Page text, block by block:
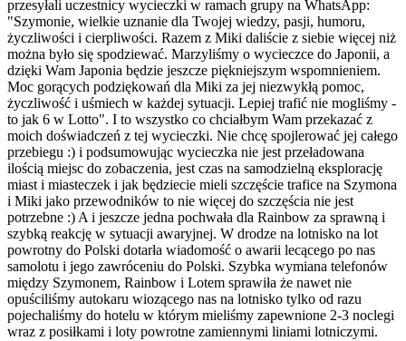
przesyłali uczestnicy wycieczki w ramach grupy na WhatsApp:
"Szymonie, wielkie uznanie dla Twojej wiedzy, pasji, humoru,
życzliwości i cierpliwości. Razem z Miki daliście z siebie więcej niż
można było się spodziewać. Marzyliśmy o wycieczce do Japonii, a
dzięki Wam Japonia będzie jeszcze piękniejszym wspomnieniem.
Moc gorących podziękowań dla Miki za jej niezwykłą pomoc,
życzliwość i uśmiech w każdej sytuacji. Lepiej trafić nie mogliśmy -
to jak 6 w Lotto". I to wszystko co chciałbym Wam przekazać z
moich doświadczeń z tej wycieczki. Nie chcę spojlerować jej całego
przebiegu :) i podsumowując wycieczka nie jest przeładowana
ilością miejsc do zobaczenia, jest czas na samodzielną eksplorację
miast i miasteczek i jak będziecie mieli szczęście trafice na Szymona
i Miki jako przewodników to nie więcej do szczęścia nie jest
potrzebne :) A i jeszcze jedna pochwała dla Rainbow za sprawną i
szybką reakcję w sytuacji awaryjnej. W drodze na lotnisko na lot
powrotny do Polski dotarła wiadomość o awarii lecącego po nas
samolotu i jego zawróceniu do Polski. Szybka wymiana telefonów
między Szymonem, Rainbow i Lotem sprawiła że nawet nie
opuściliśmy autokaru wiozącego nas na lotnisko tylko od razu
pojechaliśmy do hotelu w którym mieliśmy zapewnione 2-3 noclegi
wraz z posiłkami i loty powrotne zamiennymi liniami lotniczymi.